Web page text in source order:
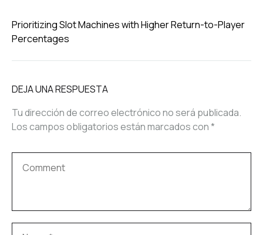
Prioritizing Slot Machines with Higher Return-to-Player
Percentages
DEJA UNA RESPUESTA
Tu dirección de correo electrónico no será publicada.
Los campos obligatorios están marcados con*